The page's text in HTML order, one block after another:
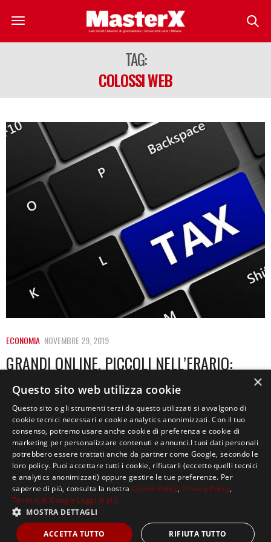
TAG:
COLOSSI WEB
ECONOMIA NOVEMBRE 29, 2019
GRANDI ONLINE, PICCOLI NELL’ERARIO:
I COLOSSI DEL WEB VERSANO ALL’ITALIA 64
MILIONI
Tra il 2014 e il 2018, i colossi del web hanno risparmiato
oltre 49 miliardi…
Copyright ©2021, MASTERX Tutti i diritti riservati.
×
Questo sito web utilizza cookie
Questo sito o gli strumenti terzi da questo utilizzati si avvalgono di
cookie tecnici necessari e cookie analytics anonimizzati. Con il tuo
consenso, potremo usare anche cookie di preferenza e cookie di
marketing per personalizzare contenuti e annunci.I tuoi dati personali
potrebbero essere trattati anche da partner come Google, secondo le
loro policy. Puoi accettare tutti i cookie, rifiutarli (eccetto quelli tecnici
e analytics anonimizzati) oppure gestire le tue preferenze. Per
saperne di più, consulta la nostra Cookie Policy, Privacy Policy,
Termini di Google Leggi di più
MOSTRA DETTAGLI
ACCETTA TUTTO RIFIUTA TUTTO